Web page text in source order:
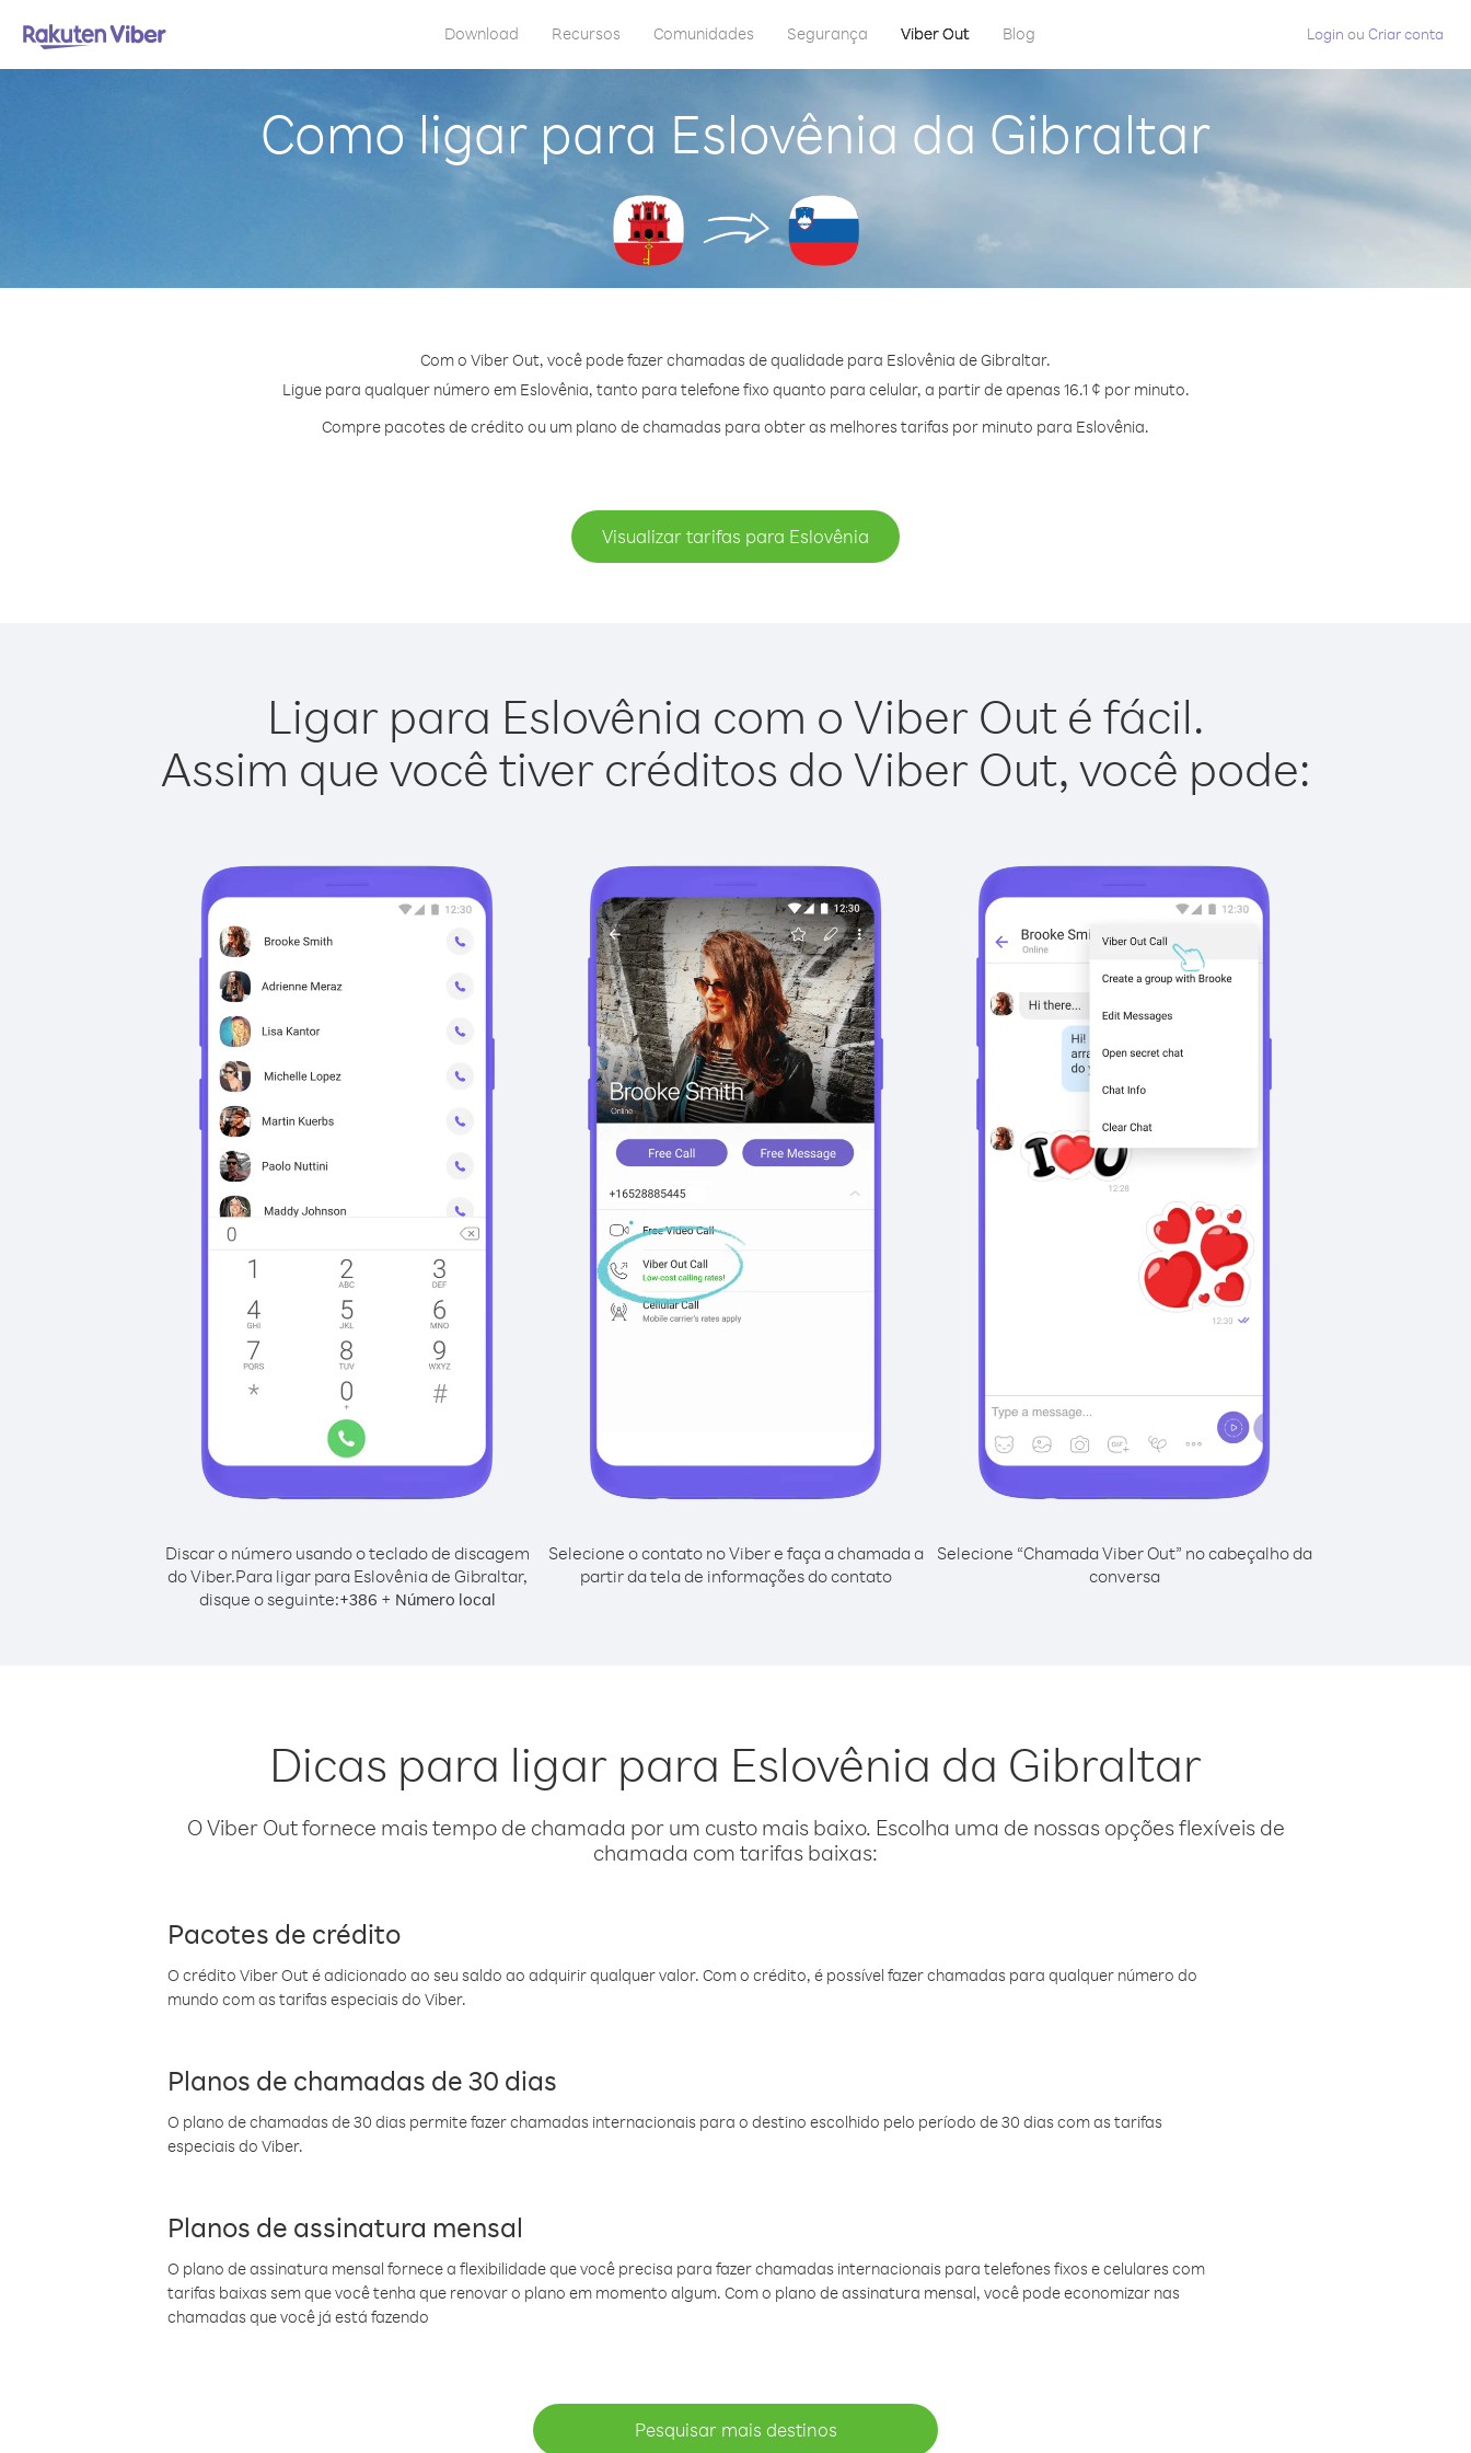
Download Recursos Comunidades Segurança Viber Out Blog Login ou Criar conta
Como ligar para Eslovênia da Gibraltar
Com o Viber Out, você pode fazer chamadas de qualidade para Eslovênia de Gibraltar.
Ligue para qualquer número em Eslovênia, tanto para telefone fixo quanto para celular, a partir de apenas 16.1 ¢ por minuto.
Compre pacotes de crédito ou um plano de chamadas para obter as melhores tarifas por minuto para Eslovênia.
Visualizar tarifas para Eslovênia
Ligar para Eslovênia com o Viber Out é fácil.
Assim que você tiver créditos do Viber Out, você pode:
Discar o número usando o teclado de discagem
do Viber.Para ligar para Eslovênia de Gibraltar,
disque o seguinte:+386 + Número local
Selecione o contato no Viber e faça a chamada a
partir da tela de informações do contato
Selecione “Chamada Viber Out” no cabeçalho da
conversa
Dicas para ligar para Eslovênia da Gibraltar
O Viber Out fornece mais tempo de chamada por um custo mais baixo. Escolha uma de nossas opções flexíveis de
chamada com tarifas baixas:
Pacotes de crédito
O crédito Viber Out é adicionado ao seu saldo ao adquirir qualquer valor. Com o crédito, é possível fazer chamadas para qualquer número do
mundo com as tarifas especiais do Viber.
Planos de chamadas de 30 dias
O plano de chamadas de 30 dias permite fazer chamadas internacionais para o destino escolhido pelo período de 30 dias com as tarifas
especiais do Viber.
Planos de assinatura mensal
O plano de assinatura mensal fornece a flexibilidade que você precisa para fazer chamadas internacionais para telefones fixos e celulares com
tarifas baixas sem que você tenha que renovar o plano em momento algum. Com o plano de assinatura mensal, você pode economizar nas
chamadas que você já está fazendo
Pesquisar mais destinos